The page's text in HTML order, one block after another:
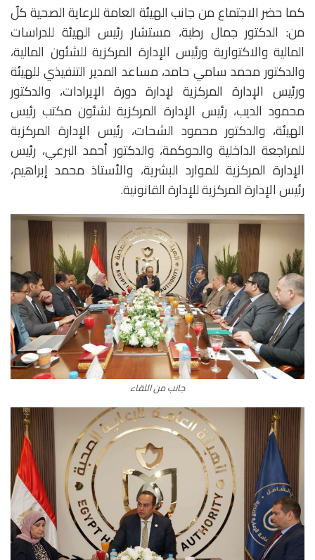
كما حضر الاجتماع من جانب الهيئة العامة للرعاية الصحية كلٌ
من: الدكتور جمال رطبة، مستشار رئيس الهيئة للدراسات
المالية والاكتوارية ورئيس الإدارة المركزية للشئون المالية،
والدكتور محمد سامي حامد، مساعد المدير التنفيذي للهيئة
ورئيس الإدارة المركزية لإدارة دورة الإيرادات، والدكتور
محمود الديب، رئيس الإدارة المركزية لشئون مكتب رئيس
الهيئة، والدكتور محمود الشحات، رئيس الإدارة المركزية
للمراجعة الداخلية والحوكمة، والدكتور أحمد البرعي، رئيس
الإدارة المركزية للموارد البشرية، والأستاذ محمد إبراهيم،
رئيس الإدارة المركزية للإدارة القانونية.
جانب من اللقاء